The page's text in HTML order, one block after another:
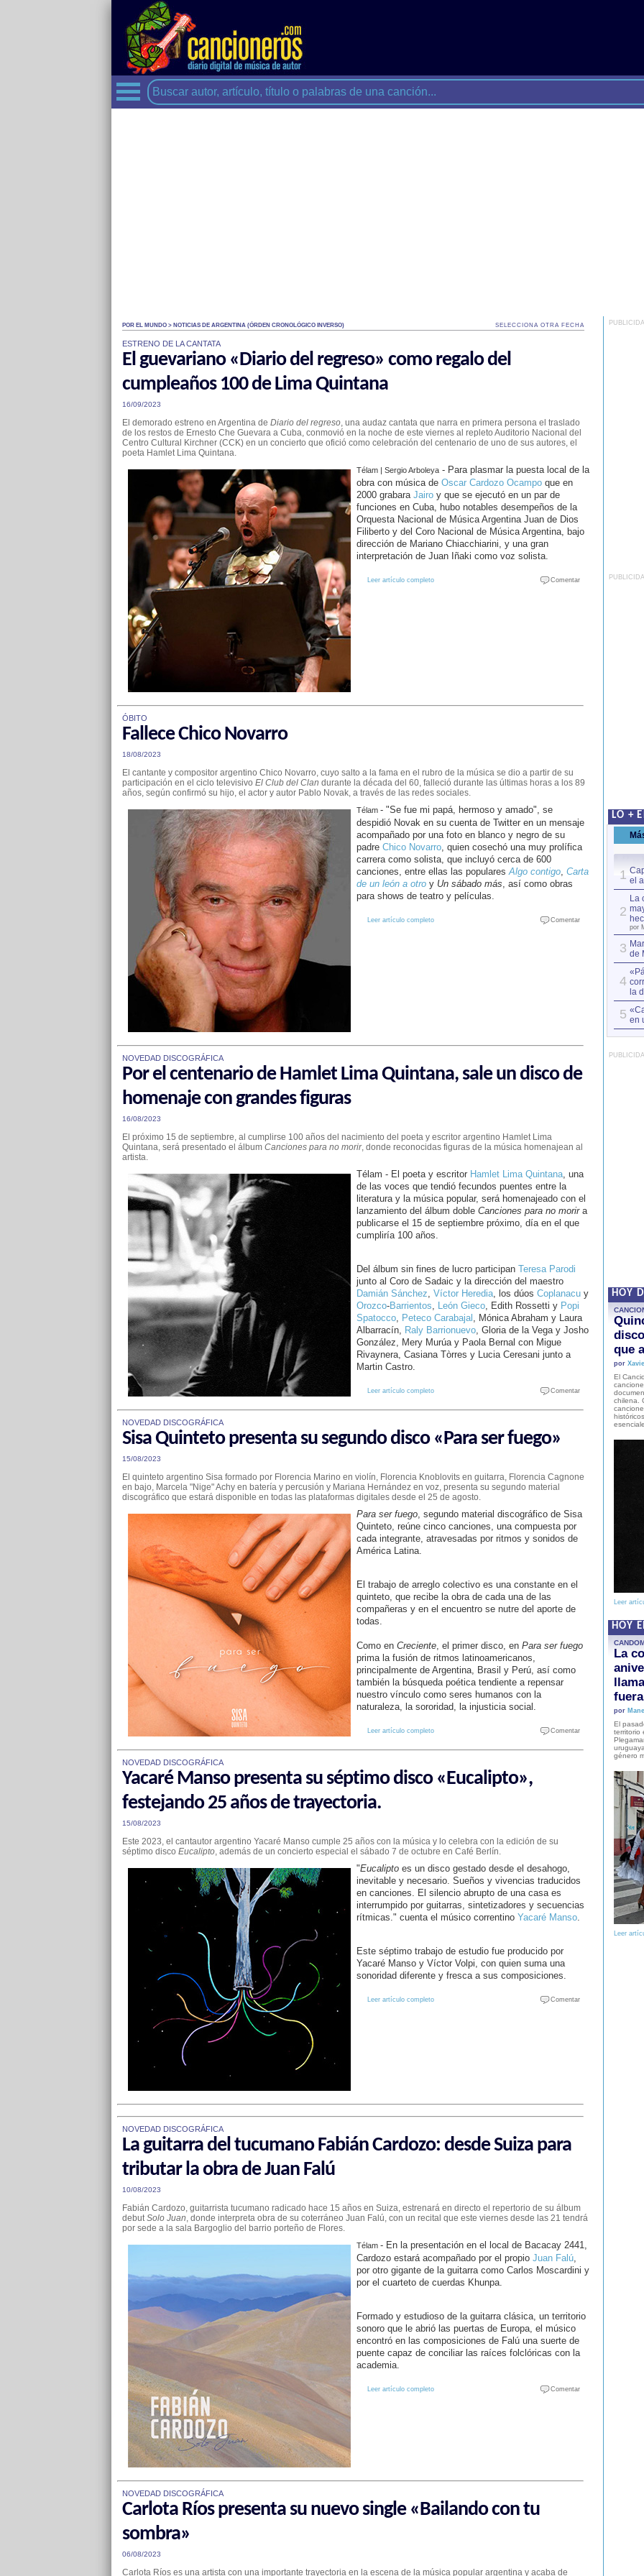
POR EL MUNDO > NOTICIAS DE ARGENTINA (ÓRDEN CRONOLÓGICO INVERSO) SELECCIONA OTRA FECHA
ESTRENO DE LA CANTATA
El guevariano «Diario del regreso» como regalo del
cumpleaños 100 de Lima Quintana
16/09/2023
El demorado estreno en Argentina de Diario del regreso, una audaz cantata que narra en primera persona el traslado
de los restos de Ernesto Che Guevara a Cuba, conmovió en la noche de este viernes al repleto Auditorio Nacional del
Centro Cultural Kirchner (CCK) en un concierto que ofició como celebración del centenario de uno de sus autores, el
poeta Hamlet Lima Quintana.
Télam | Sergio Arboleya- Para plasmar la puesta local de la
obra con música de Oscar Cardozo Ocampoque en
2000 grabara Jairoy que se ejecutó en un par de
funciones en Cuba, hubo notables desempeños de la
Orquesta Nacional de Música Argentina Juan de Dios
Filiberto y del Coro Nacional de Música Argentina, bajo
dirección de Mariano Chiacchiarini, y una gran
interpretación de Juan Iñaki como voz solista.
Leer artículo completo Comentar
ÓBITO
Fallece Chico Novarro
18/08/2023
El cantante y compositor argentino Chico Novarro, cuyo salto a la fama en el rubro de la música se dio a partir de su
participación en el ciclo televisivo El Club del Clan durante la década del 60, falleció durante las últimas horas a los 89
años, según confirmó su hijo, el actor y autor Pablo Novak, a través de las redes sociales.
Télam - "Se fue mi papá, hermoso y amado", se
despidió Novak en su cuenta de Twitter en un mensaje
acompañado por una foto en blanco y negro de su
padre Chico Novarro, quien cosechó una muy prolífica
carrera como solista, que incluyó cerca de 600
canciones, entre ellas las popularesAlgo contigo, Carta
de un león a otroy Un sábado más, así como obras
para shows de teatro y películas.
Leer artículo completo Comentar
NOVEDAD DISCOGRÁFICA
Por el centenario de Hamlet Lima Quintana, sale un disco de
homenaje con grandes figuras
16/08/2023
El próximo 15 de septiembre, al cumplirse 100 años del nacimiento del poeta y escritor argentino Hamlet Lima
Quintana, será presentado el álbum Canciones para no morir, donde reconocidas figuras de la música homenajean al
artista.
Télam - El poeta y escritor Hamlet Lima Quintana, una
de las voces que tendió fecundos puentes entre la
literatura y la música popular, será homenajeado con el
lanzamiento del álbum doble Canciones para no morira
publicarse el 15 de septiembre próximo, día en el que
cumpliría 100 años.
Del álbum sin fines de lucro participan Teresa Parodi
junto al Coro de Sadaic y la dirección del maestro
Damián Sánchez, Víctor Heredia, los dúos Coplanacuy
Orozco-Barrientos, León Gieco, Edith Rossetti y Popi
Spatocco, Peteco Carabajal , Mónica Abraham y Laura
Albarracín, Raly Barrionuevo, Gloria de la Vega y Josho
González, Mery Murúa y Paola Bernal con Migue
Rivaynera, Casiana Tòrres y Lucia Ceresani junto a
Martin Castro.
Leer artículo completo Comentar
NOVEDAD DISCOGRÁFICA
Sisa Quinteto presenta su segundo disco «Para ser fuego»
15/08/2023
El quinteto argentino Sisa formado por Florencia Marino en violín, Florencia Knoblovits en guitarra, Florencia Cagnone
en bajo, Marcela "Nige" Achy en batería y percusión y Mariana Hernández en voz, presenta su segundo material
discográfico que estará disponible en todas las plataformas digitales desde el 25 de agosto.
Para ser fuego, segundo material discográfico de Sisa
Quinteto, reúne cinco canciones, una compuesta por
cada integrante, atravesadas por ritmos y sonidos de
América Latina.
El trabajo de arreglo colectivo es una constante en el
quinteto, que recibe la obra de cada una de las
compañeras y en el encuentro se nutre del aporte de
todas.
Como en Creciente, el primer disco, en Para ser fuego
prima la fusión de ritmos latinoamericanos,
principalmente de Argentina, Brasil y Perú, así como
también la búsqueda poética tendiente a repensar
nuestro vínculo como seres humanos con la
naturaleza, la sororidad, la injusticia social.
Leer artículo completo Comentar
NOVEDAD DISCOGRÁFICA
Yacaré Manso presenta su séptimo disco «Eucalipto»,
festejando 25 años de trayectoria.
15/08/2023
Este 2023, el cantautor argentino Yacaré Manso cumple 25 años con la música y lo celebra con la edición de su
séptimo disco Eucalipto, además de un concierto especial el sábado 7 de octubre en Café Berlín.
"Eucaliptoes un disco gestado desde el desahogo,
inevitable y necesario. Sueños y vivencias traducidos
en canciones. El silencio abrupto de una casa es
interrumpido por guitarras, sintetizadores y secuencias
rítmicas." cuenta el músico correntino Yacaré Manso.
Este séptimo trabajo de estudio fue producido por
Yacaré Manso y Víctor Volpi, con quien suma una
sonoridad diferente y fresca a sus composiciones.
Leer artículo completo Comentar
NOVEDAD DISCOGRÁFICA
La guitarra del tucumano Fabián Cardozo: desde Suiza para
tributar la obra de Juan Falú
10/08/2023
Fabián Cardozo, guitarrista tucumano radicado hace 15 años en Suiza, estrenará en directo el repertorio de su álbum
debutSolo Juan, donde interpreta obra de su coterráneo Juan Falú, con un recital que este viernes desde las 21 tendrá
por sede a la sala Bargoglio del barrio porteño de Flores.
Télam - En la presentación en el local de Bacacay 2441,
Cardozo estará acompañado por el propio Juan Falú,
por otro gigante de la guitarra como Carlos Moscardini y
por el cuarteto de cuerdas Khunpa.
Formado y estudioso de la guitarra clásica, un territorio
sonoro que le abrió las puertas de Europa, el músico
encontró en las composiciones de Falú una suerte de
puente capaz de conciliar las raíces folclóricas con la
academia.
Leer artículo completo Comentar
NOVEDAD DISCOGRÁFICA
Carlota Ríos presenta su nuevo single «Bailando con tu
sombra»
06/08/2023
Carlota Ríos es una artista con una importante trayectoria en la escena de la música popular argentina y acaba de
LO +
1 el
2
La
por
3 de
4
la
5 en
HOY
que
por
El
chilena.
Leer
HOY
La
por
El
territorio
género
Leer